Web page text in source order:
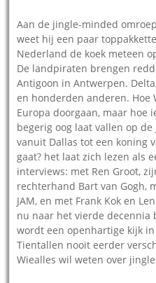
Aan de jingle-minded
weet hij een paar
Nederland de koek meteen
De landpiraten brengen
Antigoon in Antwerpen.
en honderden anderen. Hoe
Europa doorgaan, maar hoe
begerig oog laat vallen op
vanuit Dallas tot een koning
gaat? het laat zich lezen als
interviews: met Ren Groot,
rechterhand Bart van Gogh,
JAM, en met Frank Kok en
nu naar het vierde decennia
wordt een openhartige kijk
Tientallen nooit eerder
Wiealles wil weten over